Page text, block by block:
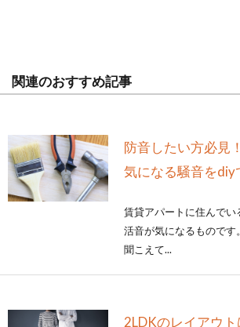
関連のおすすめ記事
防音したい方必見
気になる騒音をdiy
賃貸アパートに住んでい
活音が気になるもので
聞こえて...
2LDKのレイアウ